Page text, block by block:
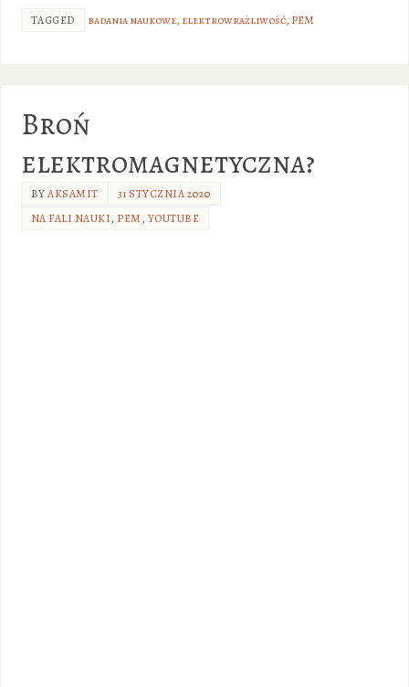
TAGGED badania naukowe, elektrowrażliwość, PEM
Broń
elektromagnetyczna?
BYAKSAMIT
31 STYCZNIA 2020
NA FALI NAUKI, PEM, YOUTUBE